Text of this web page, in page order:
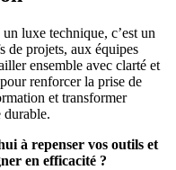
luxe technique, c’est un
de projets, aux équipes
ensemble avec clarté et
renforcer la prise de
et transformer
durable.
à repenser vos outils et
en efficacité ?